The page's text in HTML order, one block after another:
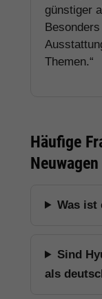
günstiger
Themen.“
Häufige
Neuwagen
Was ist
Sind
als